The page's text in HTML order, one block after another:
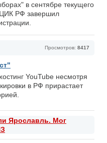
в сентябре текущего
РФ завершил
Просмотров: 8417
YouTube несмотря
в РФ прирастает
Ярославль. Мог